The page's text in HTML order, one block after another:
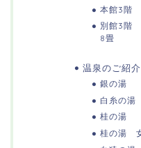
本館3階
別館3階
8畳
温泉のご紹介
銀の湯
白糸の湯
桂の湯
桂の湯